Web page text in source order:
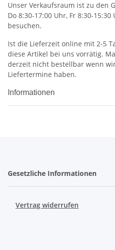
Unser Verkaufsraum ist zu den
Do 8:30-17:00 Uhr, Fr 8:30-
besuchen.
Ist die Lieferzeit online mit 2-5
diese Artikel bei uns vorrätig.
derzeit nicht bestellbar wenn
Liefertermine haben.
Informationen
Gesetzliche Informationen
Vertrag widerrufen